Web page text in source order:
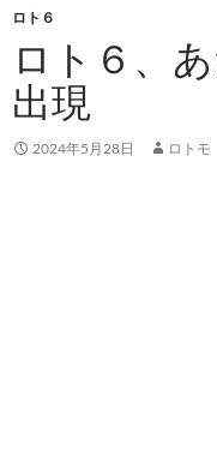
ロト６
ロト６、
出現
2024年5月28日 ロトモ